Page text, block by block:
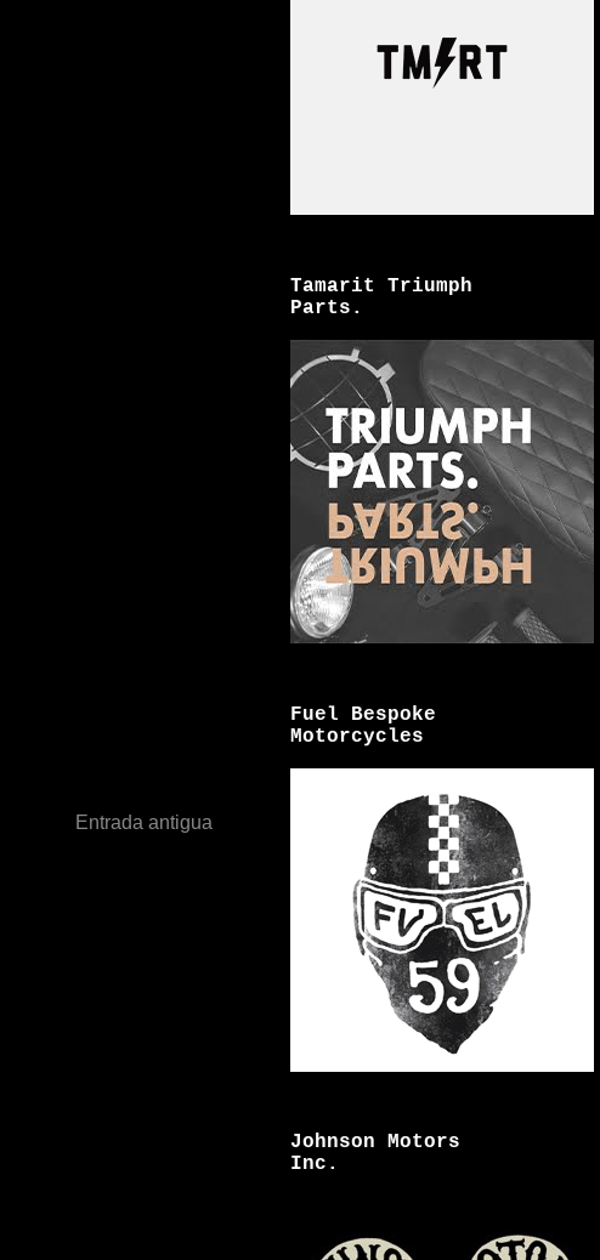
Entrada antigua
Tamarit Triumph
Parts.
Fuel Bespoke
Motorcycles
Johnson Motors
Inc.